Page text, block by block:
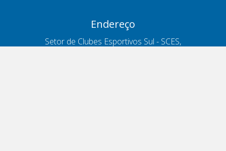
Endereço
Setor de Clubes Esportivos Sul - SCES,